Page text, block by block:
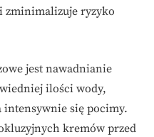
zminimalizuje ryzyko
jest nawadnianie
ilości wody,
intensywnie się pocimy.
kremów przed